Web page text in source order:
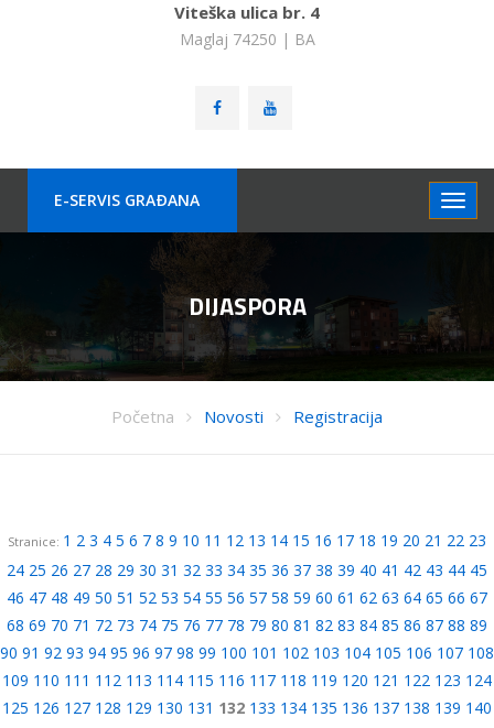
Viteška ulica br. 4
Maglaj 74250 | BA
E-SERVIS GRAÐANA
DIJASPORA
Početna Novosti Registracija
Stranice: 1 2 3 4 5 6 7 8 9 10 11 12 13 14 15 16 17 18 19 20 21 22 23
24 25 26 27 28 29 30 31 32 33 34 35 36 37 38 39 40 41 42 43 44 45
46 47 48 49 50 51 52 53 54 55 56 57 58 59 60 61 62 63 64 65 66 67
68 69 70 71 72 73 74 75 76 77 78 79 80 81 82 83 84 85 86 87 88 89
90 91 92 93 94 95 96 97 98 99 100 101 102 103 104 105 106 107 108
109 110 111 112 113 114 115 116 117 118 119 120 121 122 123 124
125 126 127 128 129 130 131 132 133 134 135 136 137 138 139 140